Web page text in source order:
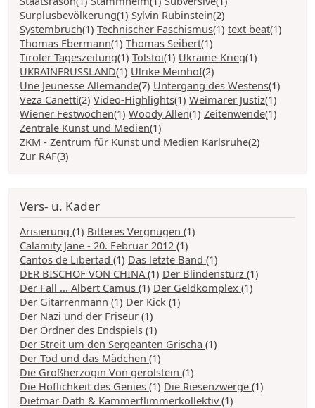
Surplusbevölkerung(1) Sylvin Rubinstein(2)
Systembruch(1) Technischer Faschismus(1) text beat(1)
Thomas Ebermann(1) Thomas Seibert(1)
Tiroler Tageszeitung(1) Tolstoi(1) Ukraine-Krieg(1)
UKRAINERUSSLAND(1) Ulrike Meinhof(2)
Une Jeunesse Allemande(7) Untergang des Westens(1)
Veza Canetti(2) Video-Highlights(1) Weimarer Justiz(1)
Wiener Festwochen(1) Woody Allen(1) Zeitenwende(1)
Zentrale Kunst und Medien(1)
ZKM - Zentrum für Kunst und Medien Karlsruhe(2)
Zur RAF(3)
Vers- u. Kader
Arisierung (1) Bitteres Vergnügen (1)
Calamity Jane - 20. Februar 2012 (1)
Cantos de Libertad (1) Das letzte Band (1)
DER BISCHOF VON CHINA (1) Der Blindensturz (1)
Der Fall ... Albert Camus (1) Der Geldkomplex (1)
Der Gitarrenmann (1) Der Kick (1)
Der Nazi und der Friseur (1)
Der Ordner des Endspiels (1)
Der Streit um den Sergeanten Grischa (1)
Der Tod und das Mädchen (1)
Die Großherzogin Von gerolstein (1)
Die Höflichkeit des Genies (1) Die Riesenzwerge (1)
Dietmar Dath & Kammerflimmerkollektiv(1)